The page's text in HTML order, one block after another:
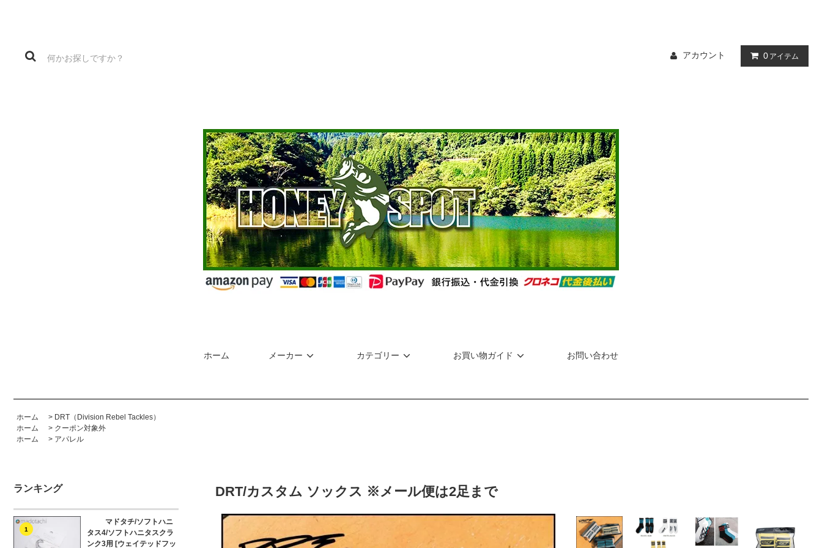
アカウント 0 アイテム
ホーム メーカー カテゴリー お買い物ガイド お問い合わせ
ホーム > DRT（Division Rebel Tackles）
ホーム
> クーポン対象外
ホーム
> アパレル
ランキング
1
マドタチ/ソフトハニ
タス4/ソフトハニタスクラ
ンク3用 [ウェイテッドフッ
DRT/カスタム ソックス ※メール便は2足まで